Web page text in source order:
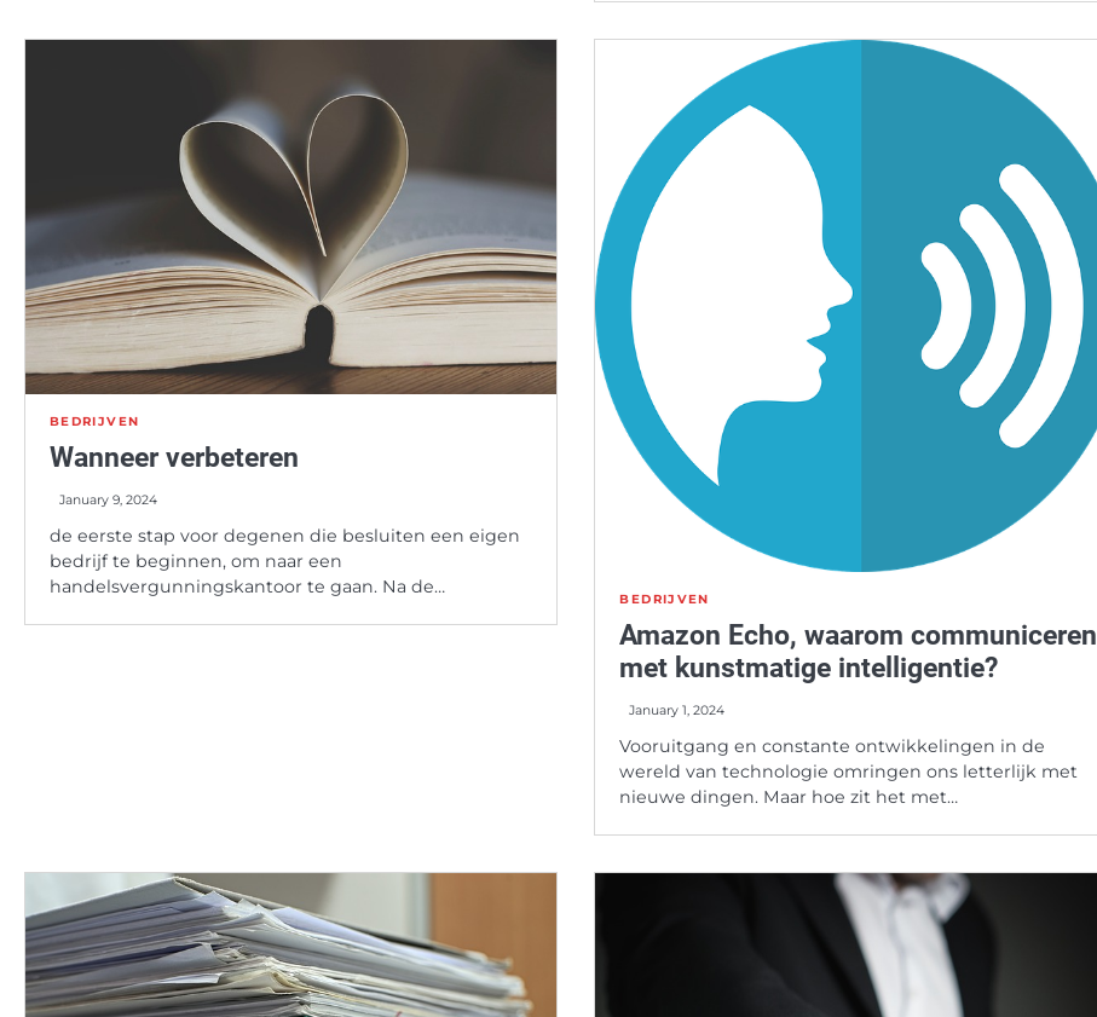
BEDRIJVEN
Wanneer verbeteren
January 9, 2024
de eerste stap voor degenen die besluiten een eigen
bedrijf te beginnen, om naar een
handelsvergunningskantoor te gaan. Na de…
BEDRIJVEN
Amazon Echo, waarom communiceren
met kunstmatige intelligentie?
January 1, 2024
Vooruitgang en constante ontwikkelingen in de
wereld van technologie omringen ons letterlijk met
nieuwe dingen. Maar hoe zit het met…